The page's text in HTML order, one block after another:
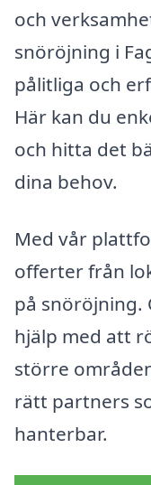
och
snöröjning i
pålitliga och
Här kan du
och hitta det
dina behov.
Med vår
offerter från
på snöröjning.
hjälp med att
större
rätt partners
hanterbar.